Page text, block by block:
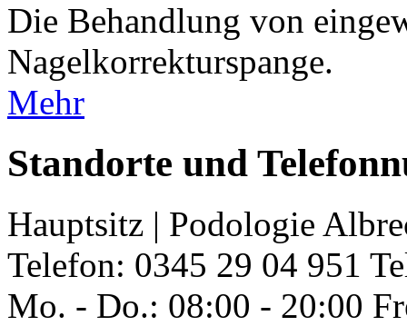
Die Behandlung von
Nagelkorrekturspange.
Mehr
Standorte und
Hauptsitz | Podologie
Telefon: 0345 29 04 951
Mo. - Do.: 08:00 - 20:00